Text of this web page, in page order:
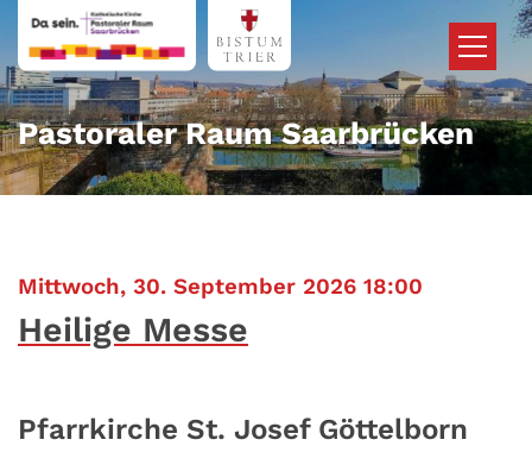
Zum Inhalt springen
Pastoraler Raum Saarbrücken
Mittwoch, 30. September 2026 18:00
Heilige Messe
Pfarrkirche St. Josef Göttelborn